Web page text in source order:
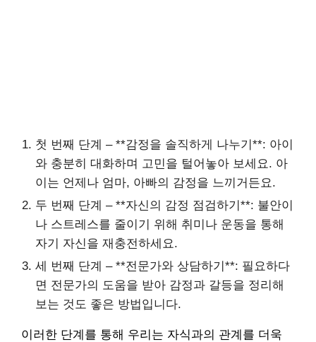
첫 번째 단계 – **감정을 솔직하게 나누기**: 아이
와 충분히 대화하며 고민을 털어놓아 보세요. 아
이는 언제나 엄마, 아빠의 감정을 느끼거든요.
두 번째 단계 – **자신의 감정 점검하기**: 불안이
나 스트레스를 줄이기 위해 취미나 운동을 통해
자기 자신을 재충전하세요.
세 번째 단계 – **전문가와 상담하기**: 필요하다
면 전문가의 도움을 받아 감정과 갈등을 정리해
보는 것도 좋은 방법입니다.
이러한 단계를 통해 우리는 자식과의 관계를 더욱